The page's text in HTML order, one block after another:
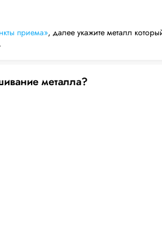
приема», далее укажите металл
металла?